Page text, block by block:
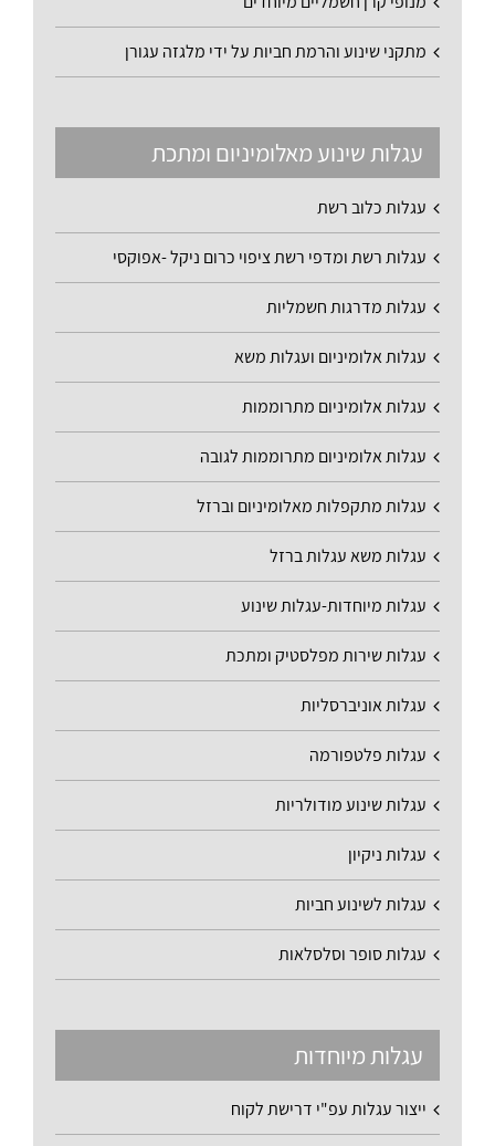
מתקני שינוע והרמת חביות על ידי מלגזה עגורן
עגלות שינוע מאלומיניום ומתכת
עגלות כלוב רשת
עגלות רשת ומדפי רשת ציפוי כרום ניקל -אפוקסי
עגלות מדרגות חשמליות
עגלות אלומיניום ועגלות משא
עגלות אלומיניום מתרוממות
עגלות אלומיניום מתרוממות לגובה
עגלות מתקפלות מאלומיניום וברזל
עגלות משא עגלות ברזל
עגלות מיוחדות-עגלות שינוע
עגלות שירות מפלסטיק ומתכת
עגלות אוניברסליות
עגלות פלטפורמה
עגלות שינוע מודולריות
עגלות ניקיון
עגלות לשינוע חביות
עגלות סופר וסלסלאות
עגלות מיוחדות
ייצור עגלות עפ"י דרישת לקוח